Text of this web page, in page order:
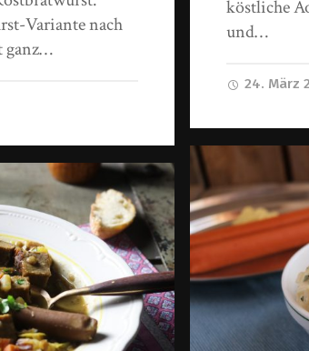
Variante nach
ganz…
köstliche
und…
24. März